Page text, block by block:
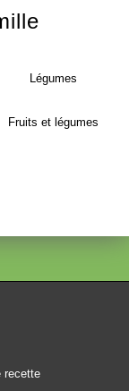
Légumes
Fruits et légumes
recette